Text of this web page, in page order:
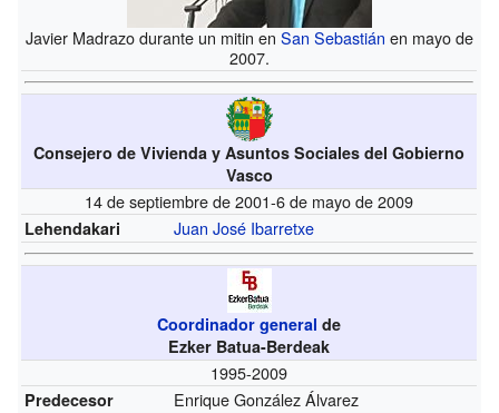
Javier Madrazo durante un mitin en San Sebastián en mayo de
2007.
Consejero de Vivienda y Asuntos Sociales del Gobierno
Vasco
14 de septiembre de 2001-6 de mayo de 2009
Lehendakari Juan José Ibarretxe
Coordinador general de
Ezker Batua-Berdeak
1995-2009
Predecesor Enrique González Álvarez